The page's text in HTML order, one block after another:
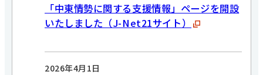
「中東情勢に関する支援情報」ページを開設
いたしました（J-Net21サイト）
2026年4月1日